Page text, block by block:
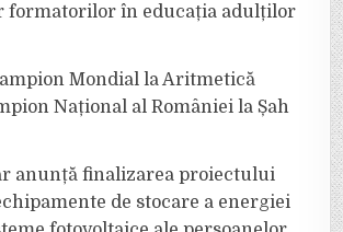
formatorilor în educația adulților
Mondial la Aritmetică
Național al României la Șah
anunță finalizarea proiectului
de stocare a energiei